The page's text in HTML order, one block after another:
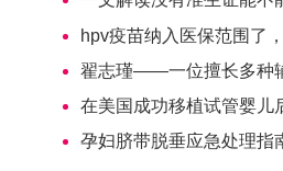
hpv疫苗纳入医保范围了，快
翟志瑾——一位擅长多种
在美国成功移植试管婴儿
孕妇脐带脱垂应急处理指南